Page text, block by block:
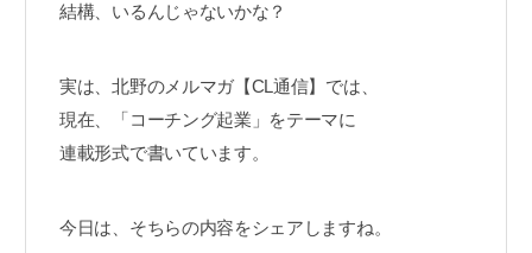
結構、いるんじゃないかな？
実は、北野のメルマガ【CL通信】では、
現在、「コーチング起業」をテーマに
連載形式で書いています。
今日は、そちらの内容をシェアしますね。